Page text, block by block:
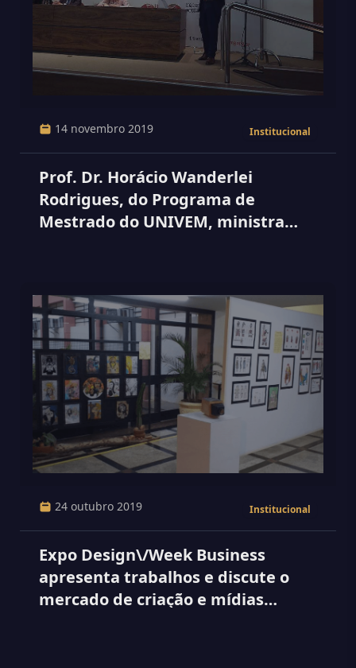
14 novembro 2019 Institucional
Prof. Dr. Horácio Wanderlei
Rodrigues, do Programa de
Mestrado do UNIVEM, ministra
24 outubro 2019 Institucional
Expo Design\/Week Business
apresenta trabalhos e discute o
mercado de criação e mídias